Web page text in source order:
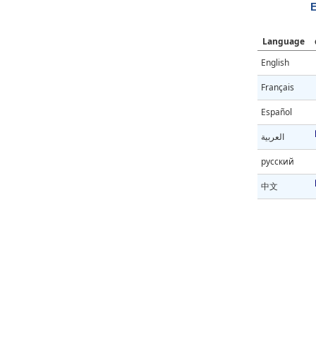
Language
English
Français
Español
العربية
русский
中文